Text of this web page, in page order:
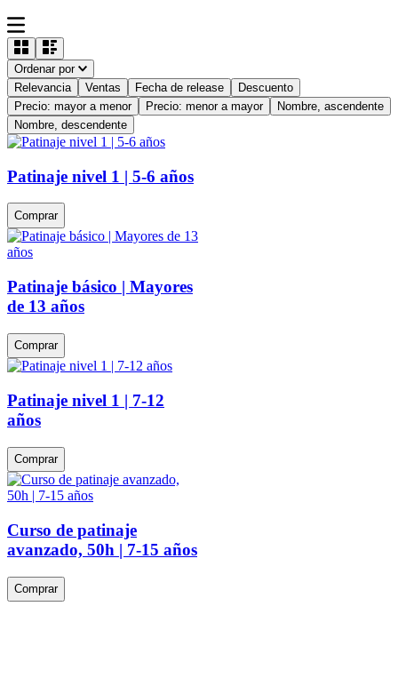
Ordenar por
Relevancia
Ventas Fecha de release
Descuento
Precio: mayor a menor
Precio: menor a mayor
Nombre, ascendente
Nombre, descendente
Patinaje nivel 1 | 5-6 años
Comprar
Patinaje básico | Mayores
de 13 años
Comprar
Patinaje nivel 1 | 7-12
años
Comprar
Curso de patinaje
avanzado, 50h | 7-15 años
Comprar